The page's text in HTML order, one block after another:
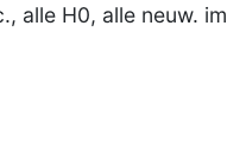
alle H0, alle neuw. im